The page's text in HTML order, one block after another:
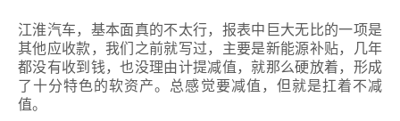
江淮汽车，基本面真的不太行，报表中巨大无比的一项是
其他应收款，我们之前就写过，主要是新能源补贴，几年
都没有收到钱，也没理由计提减值，就那么硬放着，形成
了十分特色的软资产。总感觉要减值，但就是扛着不减
值。